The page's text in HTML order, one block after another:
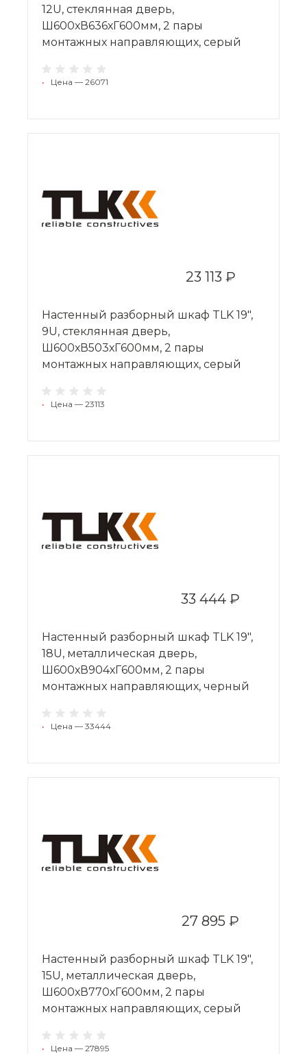
12U, стеклянная дверь,
Ш600хВ636хГ600мм, 2 пары
монтажных направляющих, серый
• Цена — 26071
23 113 ₽
Настенный разборный шкаф TLK 19",
9U, стеклянная дверь,
Ш600хВ503хГ600мм, 2 пары
монтажных направляющих, серый
• Цена — 23113
33 444 ₽
Настенный разборный шкаф TLK 19",
18U, металлическая дверь,
Ш600хВ904хГ600мм, 2 пары
монтажных направляющих, черный
• Цена — 33444
27 895 ₽
Настенный разборный шкаф TLK 19",
15U, металлическая дверь,
Ш600хВ770хГ600мм, 2 пары
монтажных направляющих, серый
• Цена — 27895